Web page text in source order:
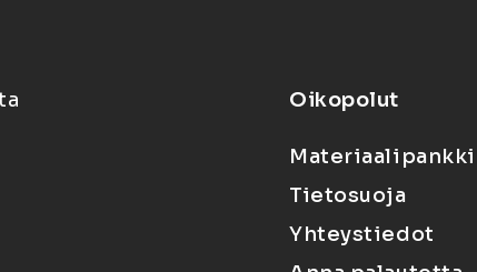
Oikopolut
Materiaalipankki
Tietosuoja
Yhteystiedot